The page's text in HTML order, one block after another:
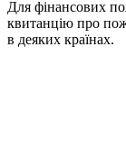
Для фінансових
квитанцію про
в деяких країнах.